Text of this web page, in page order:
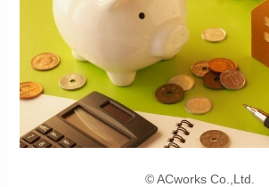
© ACworks Co.,Ltd.